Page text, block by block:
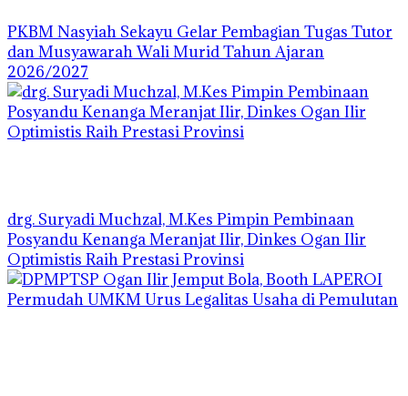
PKBM Nasyiah Sekayu Gelar Pembagian Tugas Tutor
dan Musyawarah Wali Murid Tahun Ajaran
2026/2027
drg. Suryadi Muchzal, M.Kes Pimpin Pembinaan
Posyandu Kenanga Meranjat Ilir, Dinkes Ogan Ilir
Optimistis Raih Prestasi Provinsi